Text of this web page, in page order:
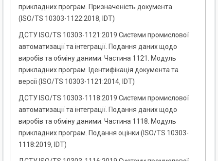
прикладних програм. Призначеність документа
(ISO/TS 10303-1122:2018, IDT)
ДСТУ ISO/TS 10303-1121:2019 Системи промислової
автоматизації та інтеграції. Подання даних щодо
виробів та обміну даними. Частина 1121. Модуль
прикладних програм. Ідентифікація документа та
версії (ISO/TS 10303-1121:2014, IDT)
ДСТУ ISO/TS 10303-1118:2019 Системи промислової
автоматизації та інтеграції. Подання даних щодо
виробів та обміну даними. Частина 1118. Модуль
прикладних програм. Подання оцінки (ISO/TS 10303-
1118:2019, IDT)